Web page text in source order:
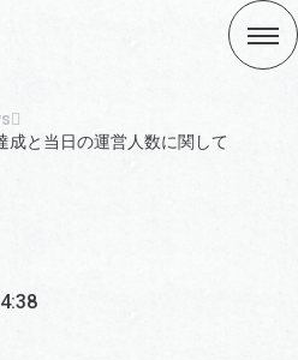
成と当日の運営人数に関して